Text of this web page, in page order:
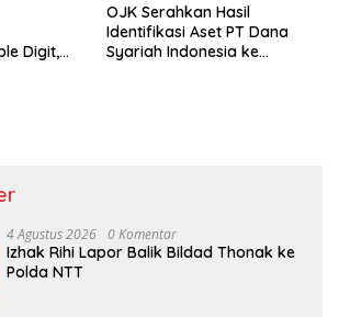
Digit,
OJK Serahkan Hasil
Identifikasi Aset PT Dana
Syariah Indonesia ke
4 Agustus 2026 0 Komentar
Izhak Rihi Lapor Balik Bildad Thonak ke
Polda NTT